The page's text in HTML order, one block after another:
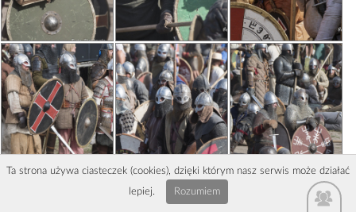
Ta strona używa ciasteczek (cookies), dzięki którym nasz serwis może działać
lepiej.
Rozumiem